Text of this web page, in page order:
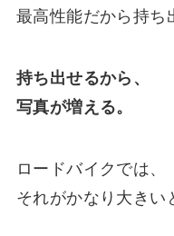
最高性能だから持ち
持ち出せるから、
写真が増える。
ロードバイクでは、
それがかなり大きい